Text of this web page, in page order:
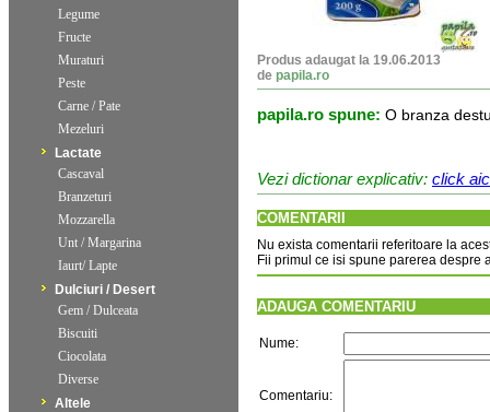
Legume
Fructe
Muraturi
Peste
Carne / Pate
Mezeluri
Lactate
Cascaval
Branzeturi
Mozzarella
Unt / Margarina
Iaurt/ Lapte
Dulciuri / Desert
Gem / Dulceata
Biscuiti
Ciocolata
Diverse
Altele
Produs adaugat la 19.06.2013
de papila.ro
papila.ro spune: O branza
Vezi dictionar explicativ: click
COMENTARII
Nu exista comentarii referitoare la
Fii primul ce isi spune parerea despre
ADAUGA COMENTARIU
Nume:
Comentariu: